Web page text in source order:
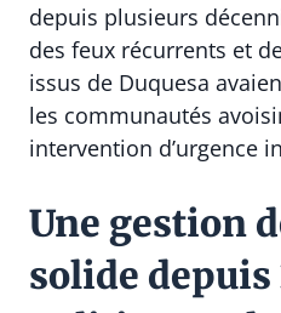
depuis plusieurs
des feux récurrents et
issus de Duquesa
les communautés
intervention d’urgence
Une gestion
solide depuis